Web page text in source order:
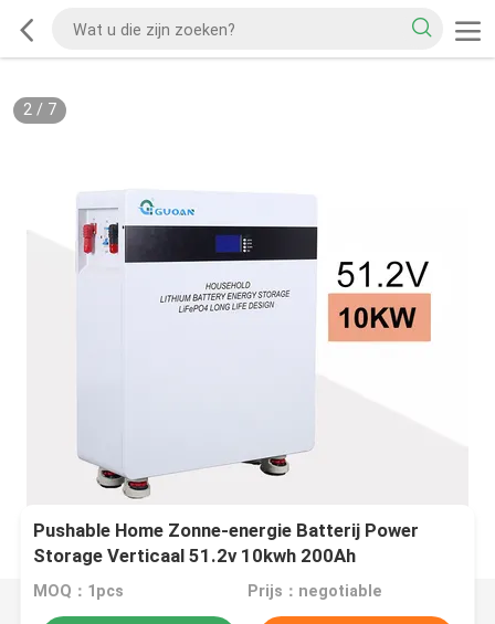
2/ 7
Pushable Home Zonne-energie Batterij Power
Storage Verticaal 51.2v 10kwh 200Ah
MOQ：1pcs Prijs：negotiable